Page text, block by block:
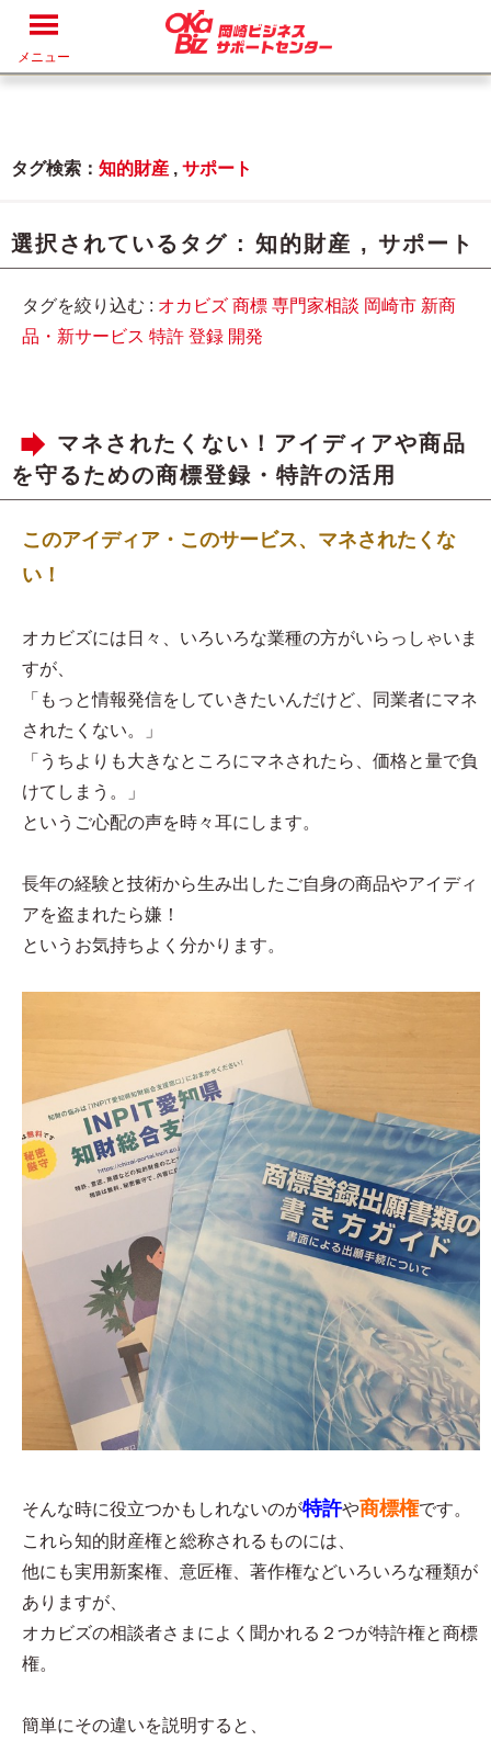
メニュー
タグ検索： 知的財産 , サポート
選択されているタグ : 知的財産 , サポート
タグを絞り込む : オカビズ 商標 専門家相談 岡崎市 新商
品・新サービス 特許 登録 開発
マネされたくない！アイディアや商品
を守るための商標登録・特許の活用
このアイディア・このサービス、マネされたくな
い！
オカビズには日々、いろいろな業種の方がいらっしゃいま
すが、
「もっと情報発信をしていきたいんだけど、同業者にマネ
されたくない。」
「うちよりも大きなところにマネされたら、価格と量で負
けてしまう。」
というご心配の声を時々耳にします。
長年の経験と技術から生み出したご自身の商品やアイディ
アを盗まれたら嫌！
というお気持ちよく分かります。
そんな時に役立つかもしれないのが特許や商標権です。
これら知的財産権と総称されるものには、
他にも実用新案権、意匠権、著作権などいろいろな種類が
ありますが、
オカビズの相談者さまによく聞かれる２つが特許権と商標
権。
簡単にその違いを説明すると、